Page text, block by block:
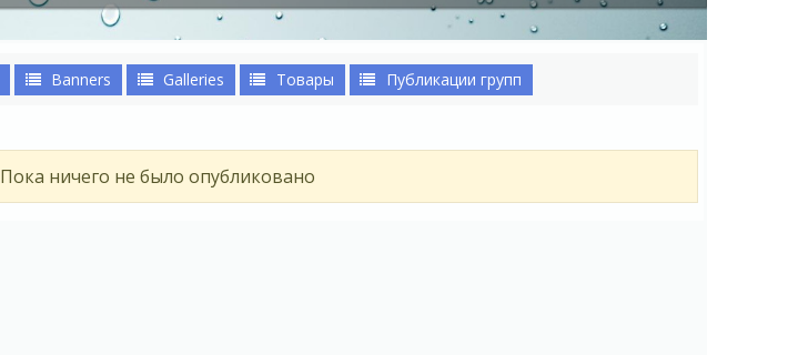
Banners Galleries Товары Публикации групп
Пока ничего не было опубликовано